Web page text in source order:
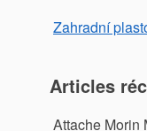
Zahradní
Articles
Attache Morin